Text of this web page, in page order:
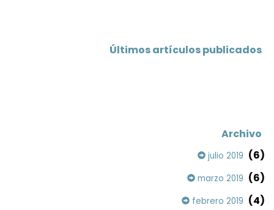
Últimos artículos publicados
Archivo
julio 2019 (6)
marzo 2019 (6)
febrero 2019 (4)